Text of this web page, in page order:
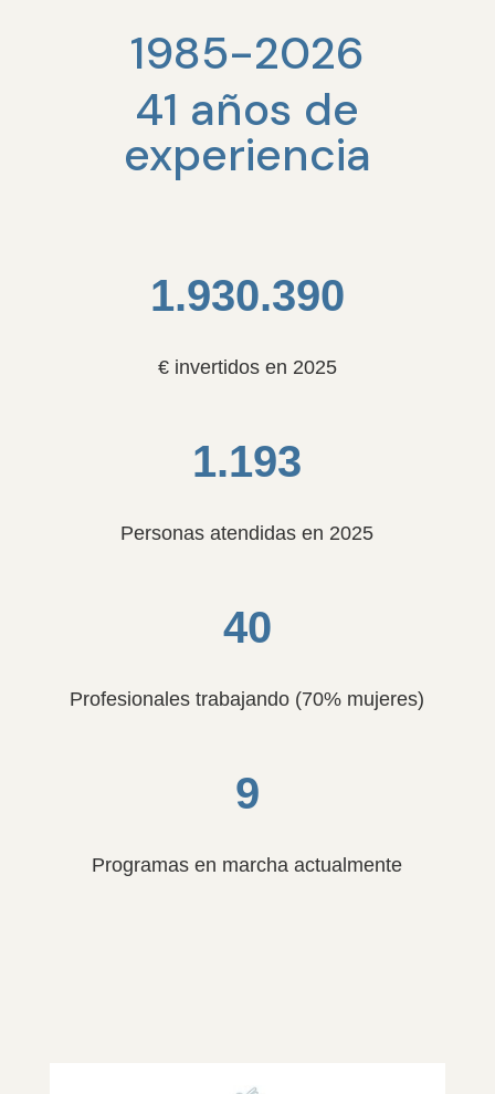
1985-2026
41 años de
experiencia
1.930.390
€ invertidos en 2025
1.193
Personas atendidas en 2025
40
Profesionales trabajando (70% mujeres)
9
Programas en marcha actualmente